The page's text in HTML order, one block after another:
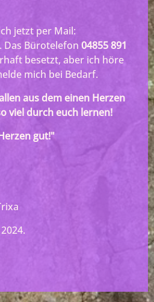
jetzt per Mail:
. Das Bürotelefon 04855 891
besetzt, aber ich höre
mich bei Bedarf.
aus dem einen Herzen
viel durch euch lernen!
gut!"
.